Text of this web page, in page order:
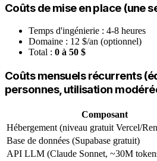
Coûts de mise en place (une
Temps d'ingénierie : 4-8 heures
Domaine : 12 $/an (optionnel)
Total : 0 à 50 $
Coûts mensuels récurrents
personnes, utilisation
Composant
Hébergement (niveau gratuit Vercel/
Base de données (Supabase gratuit)
API LLM (Claude Sonnet, ~30M